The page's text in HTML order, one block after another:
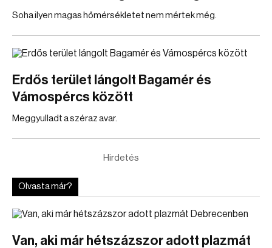
Soha ilyen magas hőmérsékletet nem mértek még.
Erdős terület lángolt Bagamér és
Vámospércs között
Meggyulladt a széraz avar.
Hirdetés
Olvasta már?
Van, aki már hétszázszor adott plazmát